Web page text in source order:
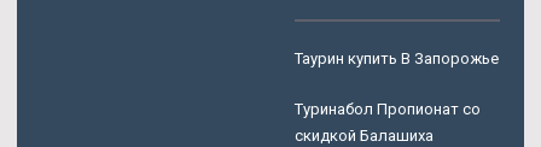
Таурин купить В Запорожье
Туринабол Пропионат со
скидкой Балашиха